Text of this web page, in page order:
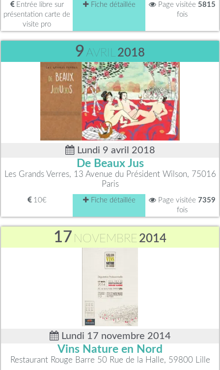
Entrée libre sur
présentation carte de
visite pro
Fiche détaillée Page visitée 5815
fois
9 AVRIL 2018
Lundi 9 avril 2018
De Beaux Jus
Les Grands Verres, 13 Avenue du Président Wilson, 75016
Paris
10€ Fiche détaillée Page visitée 7359
fois
17 NOVEMBRE 2014
Lundi 17 novembre 2014
Vins Nature en Nord
Restaurant Rouge Barre 50 Rue de la Halle, 59800 Lille